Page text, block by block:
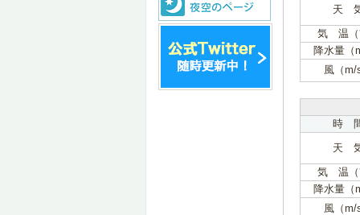
天
気 温
降水量（
風（m/
時
天
気 温
降水量（
風（m/